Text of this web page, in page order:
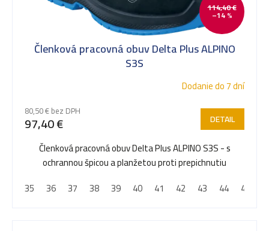
114,40 €
–14 %
Členková pracovná obuv Delta Plus ALPINO
S3S
Dodanie do 7 dní
80,50 € bez DPH
97,40 € DETAIL
Členková pracovná obuv Delta Plus ALPINO S3S - s
ochrannou špicou a planžetou proti prepichnutiu
35
36 37 38 39 40 41 42 43 44 45